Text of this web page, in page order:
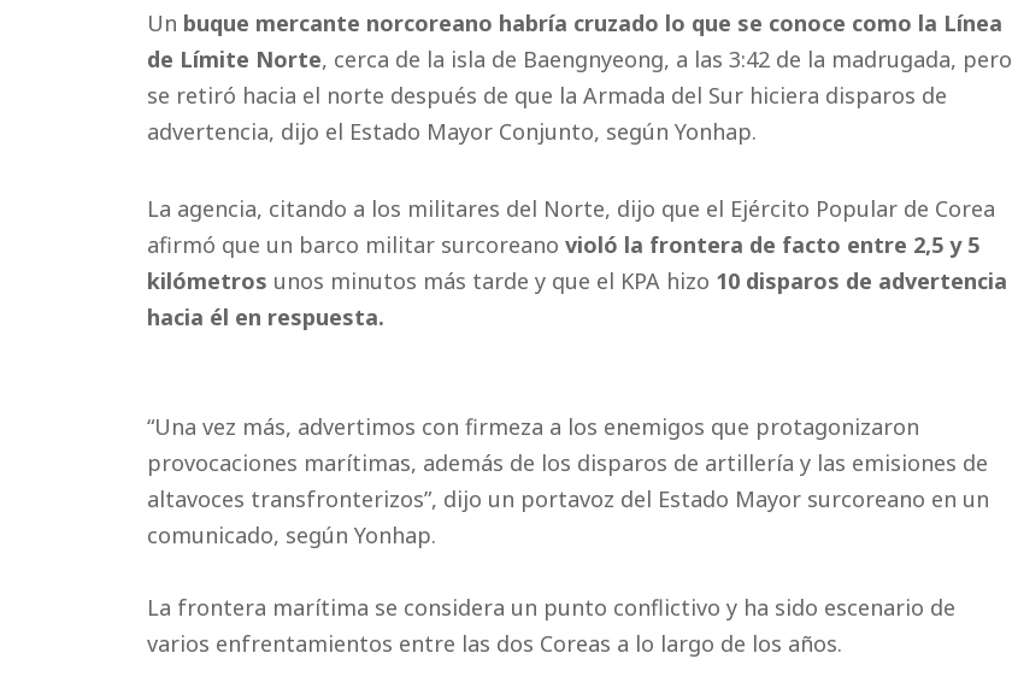
Un buque mercante norcoreano habría cruzado lo que se conoce como la Línea
de Límite Norte, cerca de la isla de Baengnyeong, a las 3:42 de la madrugada, pero
se retiró hacia el norte después de que la Armada del Sur hiciera disparos de
advertencia, dijo el Estado Mayor Conjunto, según Yonhap.
La agencia, citando a los militares del Norte, dijo que el Ejército Popular de Corea
afirmó que un barco militar surcoreano violó la frontera de facto entre 2,5 y 5
kilómetros unos minutos más tarde y que el KPA hizo 10 disparos de advertencia
hacia él en respuesta.
“Una vez más, advertimos con firmeza a los enemigos que protagonizaron
provocaciones marítimas, además de los disparos de artillería y las emisiones de
altavoces transfronterizos”, dijo un portavoz del Estado Mayor surcoreano en un
comunicado, según Yonhap.
La frontera marítima se considera un punto conflictivo y ha sido escenario de
varios enfrentamientos entre las dos Coreas a lo largo de los años.